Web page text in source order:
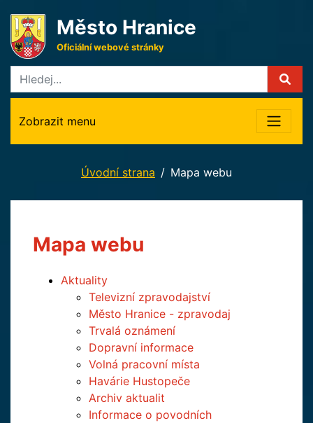
Město Hranice
Oficiální webové stránky
Zobrazit menu
Úvodní strana Mapa webu
Mapa webu
Aktuality
Televizní zpravodajství
Město Hranice - zpravodaj
Trvalá oznámení
Dopravní informace
Volná pracovní místa
Havárie Hustopeče
Archiv aktualit
Informace o povodních